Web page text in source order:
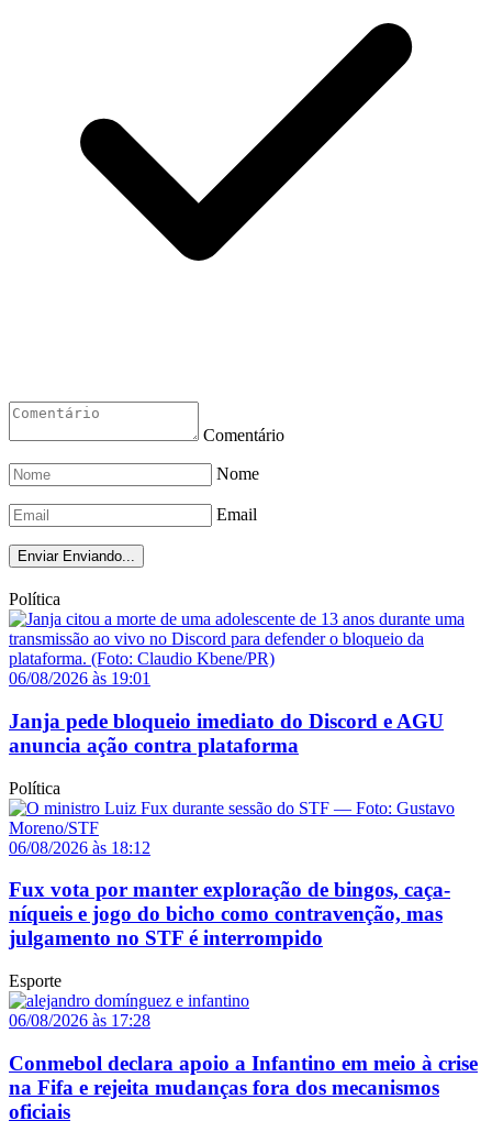
Comentário
Nome
Email
Enviar Enviando...
Política
06/08/2026 às 19:01
Janja pede bloqueio imediato do Discord e AGU
anuncia ação contra plataforma
Política
06/08/2026 às 18:12
Fux vota por manter exploração de bingos, caça-
níqueis e jogo do bicho como contravenção, mas
julgamento no STF é interrompido
Esporte
06/08/2026 às 17:28
Conmebol declara apoio a Infantino em meio à crise
na Fifa e rejeita mudanças fora dos mecanismos
oficiais